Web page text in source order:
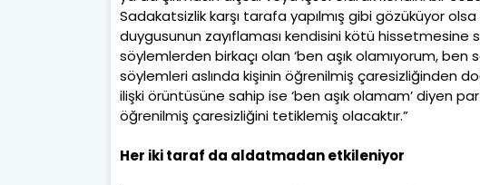
Sadakatsizlik karşı tarafa yapılmış gibi gözüküyor
duygusunun zayıflaması kendisini kötü
söylemlerden birkaçı olan ‘ben aşık olamıyorum, ben
söylemleri aslında kişinin öğrenilmiş çaresizliğinden
ilişki örüntüsüne sahip ise ‘ben aşık olamam’ diyen
öğrenilmiş çaresizliğini tetiklemiş olacaktır.”
Her iki taraf da aldatmadan etkileniyor